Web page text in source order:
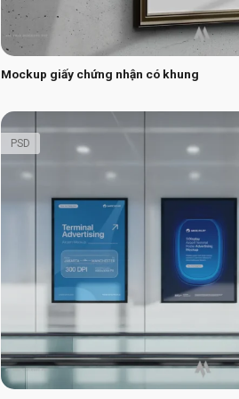
Mockup giấy chứng nhận có khung
PSD